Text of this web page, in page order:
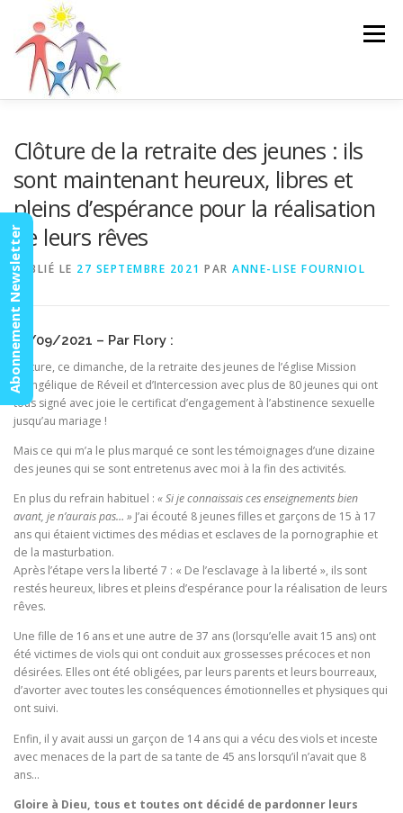
contenu
Menu
VIDÉOS CONTACT ESPACE MEMBRES
Clôture de la retraite des jeunes : ils
sont maintenant heureux, libres et
pleins d’espérance pour la réalisation
de leurs rêves
PUBLIÉ LE 27 SEPTEMBRE 2021 PAR ANNE-LISE FOURNIOL
27/09/2021 – Par Flory :
Clôture, ce dimanche, de la retraite des jeunes de l’église Mission
Évangélique de Réveil et d’Intercession avec plus de 80 jeunes qui ont
tous signé avec joie le certificat d’engagement à l’abstinence sexuelle
jusqu’au mariage !
Mais ce qui m’a le plus marqué ce sont les témoignages d’une dizaine
des jeunes qui se sont entretenus avec moi à la fin des activités.
En plus du refrain habituel : « Si je connaissais ces enseignements bien
avant, je n’aurais pas… » J’ai écouté 8 jeunes filles et garçons de 15 à 17
ans qui étaient victimes des médias et esclaves de la pornographie et
de la masturbation.
Après l’étape vers la liberté 7 : « De l’esclavage à la liberté », ils sont
restés heureux, libres et pleins d’espérance pour la réalisation de leurs
rêves.
Une fille de 16 ans et une autre de 37 ans (lorsqu’elle avait 15 ans) ont
été victimes de viols qui ont conduit aux grossesses précoces et non
désirées. Elles ont été obligées, par leurs parents et leurs bourreaux,
d’avorter avec toutes les conséquences émotionnelles et physiques qui
ont suivi.
Enfin, il y avait aussi un garçon de 14 ans qui a vécu des viols et inceste
avec menaces de la part de sa tante de 45 ans lorsqu’il n’avait que 8
ans…
Gloire à Dieu, tous et toutes ont décidé de pardonner leurs
Abonnement Newsletter